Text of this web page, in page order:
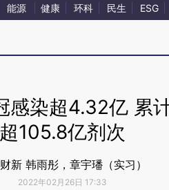
能源 健康 环科 民生 ESG
感染超4.32亿 累
超105.8亿剂次
新 韩雨彤，章宇璠（实习）
2022年02月26日 17:33